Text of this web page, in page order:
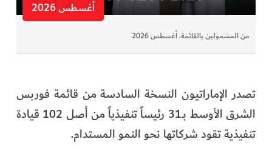
أغسطس 2026
من المشمولين بالقائمة. أغسطس 2026
تصدر الإماراتيون النسخة السادسة من قائمة فوربس
الشرق الأوسط بـ31 رئيساً تنفيذياً من أصل 102 قيادة
تنفيذية تقود شركاتها نحو النمو المستدام.